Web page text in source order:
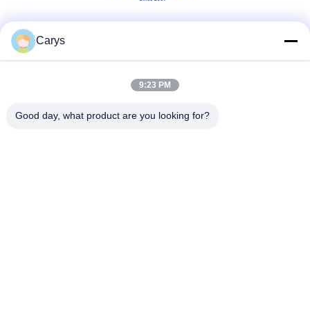
Carys
9:23 PM
Good day, what product are you looking for?